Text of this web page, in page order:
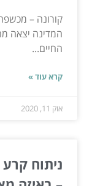
קורונה –
המדינה יצאה
החיים...
קרא עוד »
אוק 11, 2020
ניתוח